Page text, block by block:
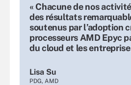
« Chacune de nos
des résultats
soutenus par l’adoption
processeurs AMD Epyc
du cloud et les
Lisa Su
PDG, AMD